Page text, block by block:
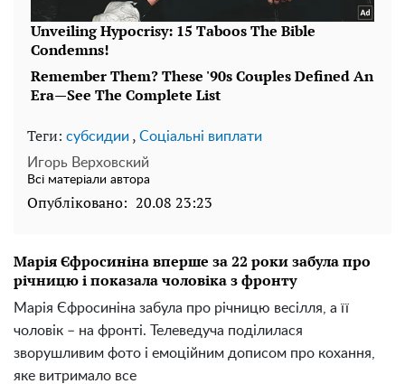
Теги: субсидии , Соціальні виплати
Игорь Верховский
Всі матеріали автора
Опубліковано: 20.08 23:23
Марія Єфросиніна вперше за 22 роки забула про
річницю і показала чоловіка з фронту
Марія Єфросиніна забула про річницю весілля, а її
чоловік – на фронті. Телеведуча поділилася
зворушливим фото і емоційним дописом про кохання,
яке витримало все